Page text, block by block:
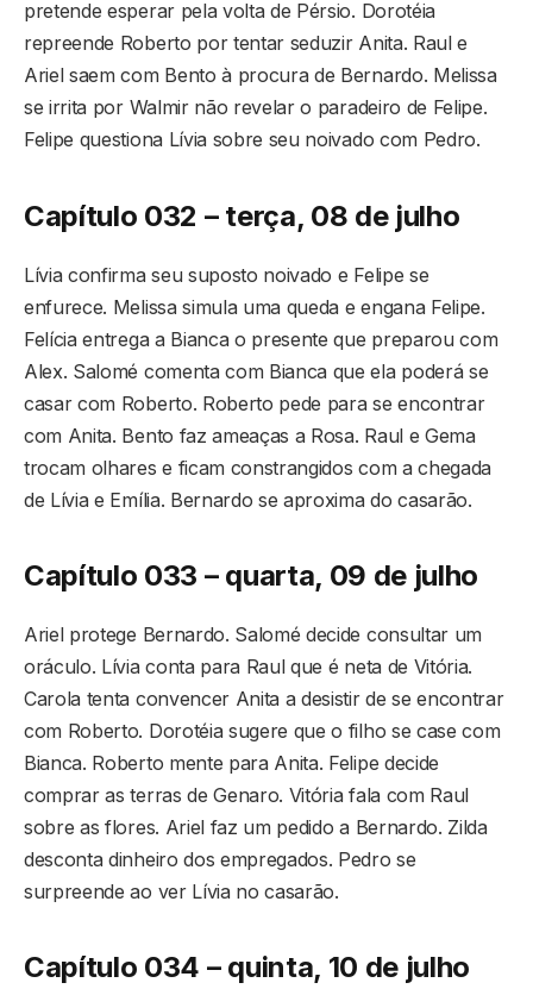
pretende esperar pela volta de Pérsio. Dorotéia
repreende Roberto por tentar seduzir Anita. Raul e
Ariel saem com Bento à procura de Bernardo. Melissa
se irrita por Walmir não revelar o paradeiro de Felipe.
Felipe questiona Lívia sobre seu noivado com Pedro.
Capítulo 032 – terça, 08 de julho
Lívia confirma seu suposto noivado e Felipe se
enfurece. Melissa simula uma queda e engana Felipe.
Felícia entrega a Bianca o presente que preparou com
Alex. Salomé comenta com Bianca que ela poderá se
casar com Roberto. Roberto pede para se encontrar
com Anita. Bento faz ameaças a Rosa. Raul e Gema
trocam olhares e ficam constrangidos com a chegada
de Lívia e Emília. Bernardo se aproxima do casarão.
Capítulo 033 – quarta, 09 de julho
Ariel protege Bernardo. Salomé decide consultar um
oráculo. Lívia conta para Raul que é neta de Vitória.
Carola tenta convencer Anita a desistir de se encontrar
com Roberto. Dorotéia sugere que o filho se case com
Bianca. Roberto mente para Anita. Felipe decide
comprar as terras de Genaro. Vitória fala com Raul
sobre as flores. Ariel faz um pedido a Bernardo. Zilda
desconta dinheiro dos empregados. Pedro se
surpreende ao ver Lívia no casarão.
Capítulo 034 – quinta, 10 de julho